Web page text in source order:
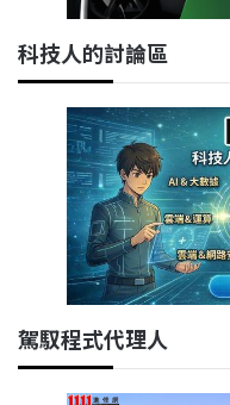
科技人的討論區
駕馭程式代理人